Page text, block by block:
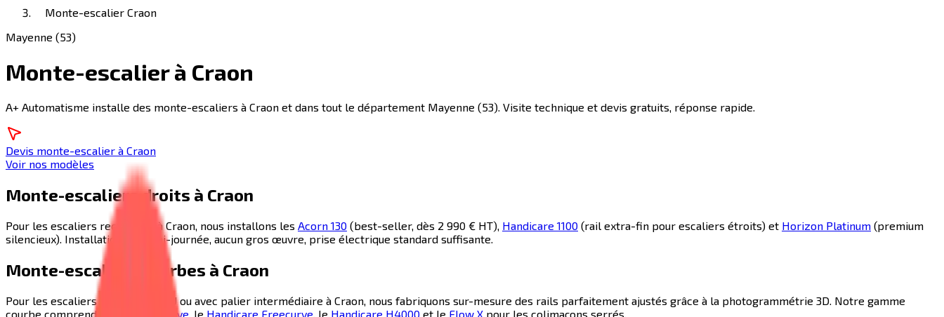
Monte-escalier Craon
Mayenne (53)
Monte-escalier à Craon
A+ Automatisme installe des monte-escaliers à Craon et dans tout le département Mayenne (53). Visite technique et devis gratuits, réponse rapide.
Devis monte-escalier à Craon
Voir nos modèles
Monte-escaliers droits à Craon
Pour les escaliers rectilignes àCraon , nous installons les Acorn 130 (best-seller, dès 2 990 € HT), Handicare 1100 (rail extra-fin pour escaliers étroits) et Horizon Platinum (premium
silencieux). Installation en demi-journée, aucun gros œuvre, prise électrique standard suffisante.
Monte-escaliers courbes à Craon
Pour les escaliers tournants, en U ou avec palier intermédiaire à Craon , nous fabriquons sur-mesure des rails parfaitement ajustés grâce à la photogrammétrie 3D. Notre gamme
courbe comprend le
Platinum Curve , le Handicare Freecurve , le Handicare H4000 et le Flow X pour les colimaçons serrés.